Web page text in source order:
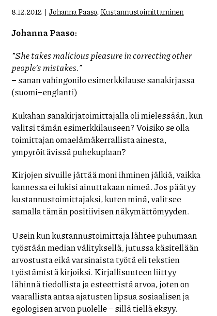
8.12.2012 Johanna Paaso, Kustannustoimittaminen
Johanna Paaso:
”She takes malicious pleasure in correcting other
people’s mistakes.”
– sanan vahingonilo esimerkkilause sanakirjassa
(suomi–englanti)
Kukahan sanakirjatoimittajalla oli mielessään, kun
valitsi tämän esimerkkilauseen? Voisiko se olla
toimittajan omaelämäkerrallista ainesta,
ympyröitävissä puhekuplaan?
Kirjojen sivuille jättää moni ihminen jälkiä, vaikka
kannessa ei lukisi ainuttakaan nimeä. Jos päätyy
kustannustoimittajaksi, kuten minä, valitsee
samalla tämän positiivisen näkymättömyyden.
Usein kun kustannustoimittaja lähtee puhumaan
työstään median välityksellä, jutussa käsitellään
arvostusta eikä varsinaista työtä eli tekstien
työstämistä kirjoiksi. Kirjallisuuteen liittyy
lähinnä tiedollista ja esteettistä arvoa, joten on
vaarallista antaa ajatusten lipsua sosiaalisen ja
egologisen arvon puolelle – sillä tiellä eksyy.